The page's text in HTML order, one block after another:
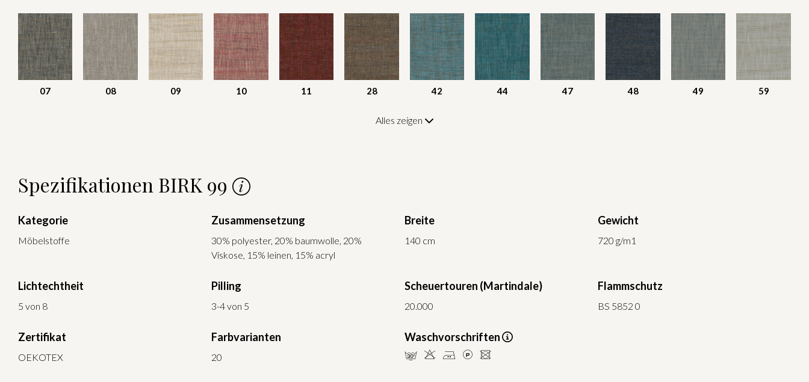
07 08 09 10 11 28 42 44 47 48 49 59
Alles zeigen
Spezifikationen BIRK 99
Kategorie
Möbelstoffe
Zusammensetzung
30% polyester, 20% baumwolle, 20%
Viskose, 15% leinen, 15% acryl
Breite
140 cm
Gewicht
720 g/m1
Lichtechtheit
5 von 8
Pilling
3-4 von 5
Scheuertouren (Martindale)
20.000
Flammschutz
BS 5852 0
Zertifikat
OEKOTEX
Farbvarianten
20
Waschvorschriften
mHELU